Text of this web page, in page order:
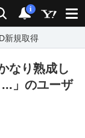
検索 通知
i
新規取得
なり熟成し
」のユーザ